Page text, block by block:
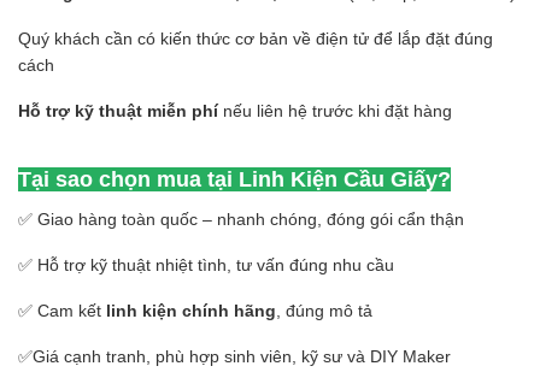
Quý khách cần có kiến thức cơ bản về điện tử để lắp đặt đúng
cách
Hỗ trợ kỹ thuật miễn phínếu liên hệ trước khi đặt hàng
Tại sao chọn mua tại Linh Kiện Cầu Giấy?
✅ Giao hàng toàn quốc – nhanh chóng, đóng gói cẩn thận
✅ Hỗ trợ kỹ thuật nhiệt tình, tư vấn đúng nhu cầu
✅ Cam kết linh kiện chính hãng , đúng mô tả
✅Giá cạnh tranh, phù hợp sinh viên, kỹ sư và DIY Maker